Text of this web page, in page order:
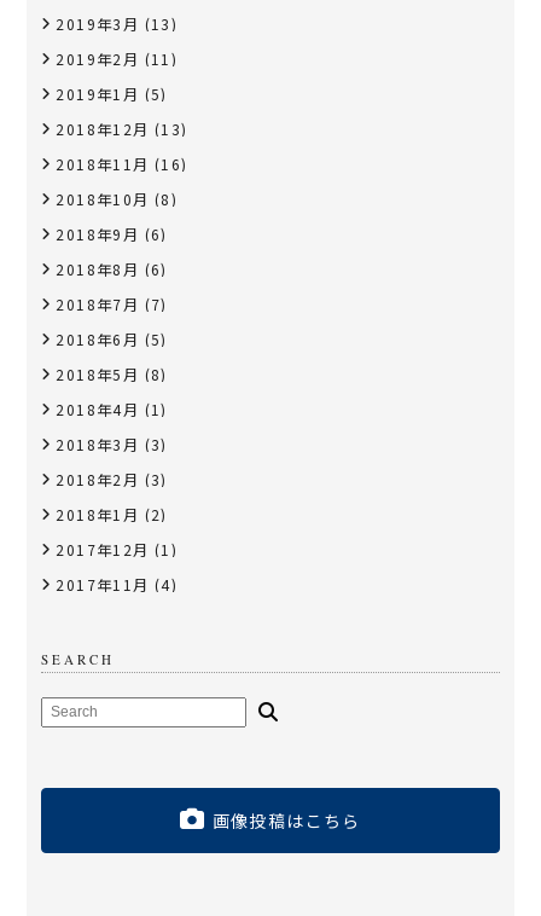
2019年3月 (13)
2019年2月 (11)
2019年1月 (5)
2018年12月 (13)
2018年11月 (16)
2018年10月 (8)
2018年9月 (6)
2018年8月 (6)
2018年7月 (7)
2018年6月 (5)
2018年5月 (8)
2018年4月 (1)
2018年3月 (3)
2018年2月 (3)
2018年1月 (2)
2017年12月 (1)
2017年11月 (4)
SEARCH
画像投稿はこちら